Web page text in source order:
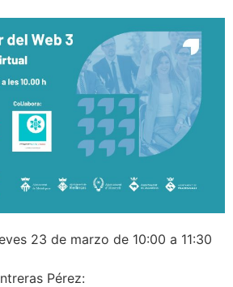
23 de marzo de 10:00 a 11:30
Pérez: